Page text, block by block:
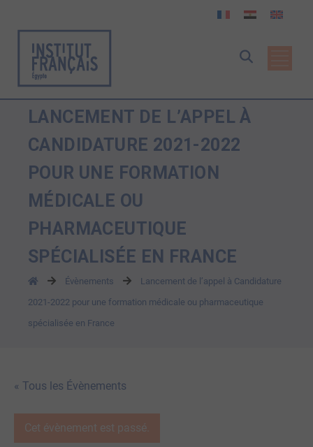
LANCEMENT DE L’APPEL À
CANDIDATURE 2021-2022
POUR UNE FORMATION
MÉDICALE OU
PHARMACEUTIQUE
SPÉCIALISÉE EN FRANCE
Évènements
Lancement de l’appel à Candidature
2021-2022 pour une formation médicale ou pharmaceutique
spécialisée en France
« Tous les Évènements
Cet évènement est passé.